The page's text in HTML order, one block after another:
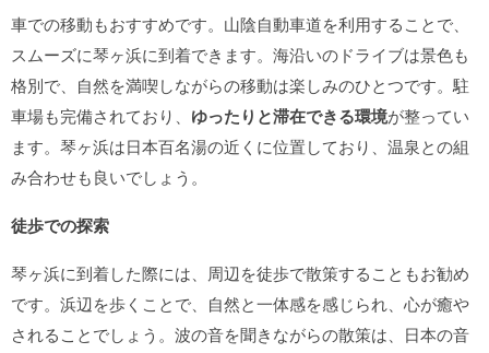
車での移動もおすすめです。山陰自動車道を利用することで、
スムーズに琴ヶ浜に到着できます。海沿いのドライブは景色も
格別で、自然を満喫しながらの移動は楽しみのひとつです。駐
車場も完備されており、 ゆったりと滞在できる環境が整ってい
ます。琴ヶ浜は日本百名湯の近くに位置しており、温泉との組
み合わせも良いでしょう。
徒歩での探索
琴ヶ浜に到着した際には、周辺を徒歩で散策することもお勧め
です。浜辺を歩くことで、自然と一体感を感じられ、心が癒や
されることでしょう。波の音を聞きながらの散策は、日本の音